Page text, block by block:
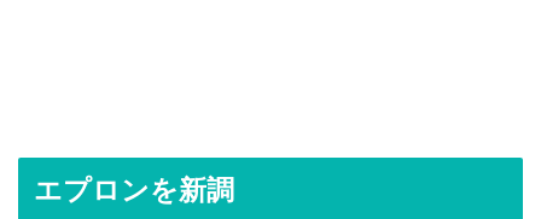
エプロンを新調